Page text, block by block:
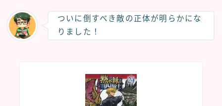
ついに倒すべき敵の正体が明らかにな
りました！